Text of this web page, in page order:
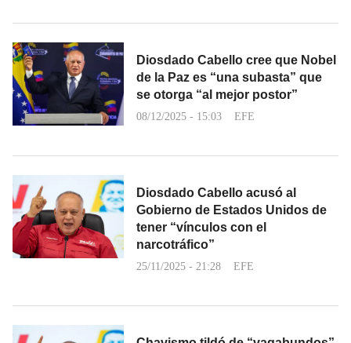
Diosdado Cabello cree que Nobel
de la Paz es “una subasta” que
se otorga “al mejor postor”
08/12/2025 - 15:03 EFE
Diosdado Cabello acusó al
Gobierno de Estados Unidos de
tener “vínculos con el
narcotráfico”
25/11/2025 - 21:28 EFE